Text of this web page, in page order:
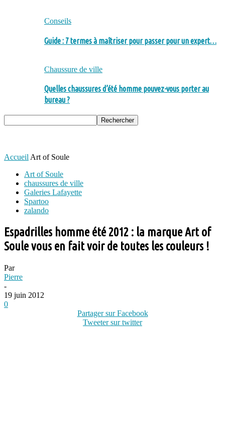
Conseils
Guide : 7 termes à maîtriser pour passer pour un expert…
Chaussure de ville
Quelles chaussures d’été homme pouvez-vous porter au
bureau ?
Accueil Art of Soule
Art of Soule
chaussures de ville
Galeries Lafayette
Spartoo
zalando
Espadrilles homme été 2012 : la marque Art of
Soule vous en fait voir de toutes les couleurs !
Par
Pierre
-
19 juin 2012
0
Partager sur Facebook
Tweeter sur twitter